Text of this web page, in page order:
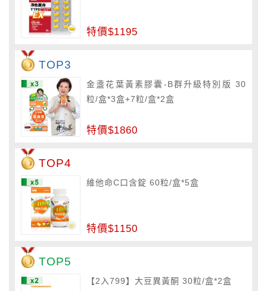
特價$1195
TOP3
金盞花葉黃素膠囊-B群升級特別版 30
粒/盒*3盒+7粒/盒*2盒
特價$1860
TOP4
維他命C口含錠 60粒/盒*5盒
特價$1150
TOP5
【2入799】大豆異黃酮 30粒/盒*2盒